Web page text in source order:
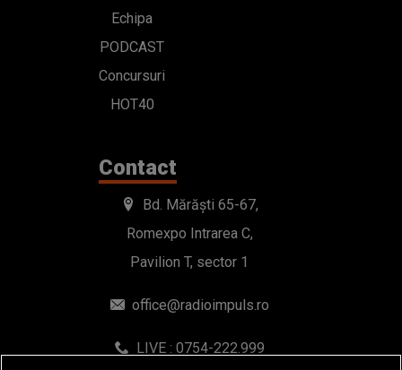
Echipa
PODCAST
Concursuri
HOT40
Contact
Bd. Mărăști 65-67,
Romexpo Intrarea C,
Pavilion T, sector 1
office@radioimpuls.ro
LIVE : 0754-222.999